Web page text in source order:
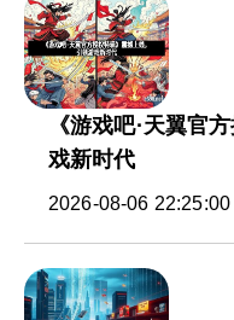
《游戏吧·天翼官
戏新时代
2026-08-06 22:25:00